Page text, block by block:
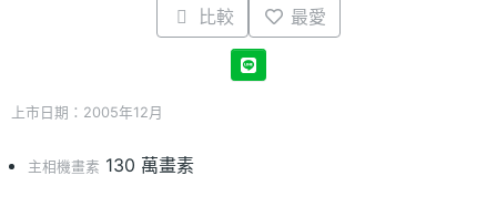
比較 最愛
上市日期：2005年12月
主相機畫素 130 萬畫素